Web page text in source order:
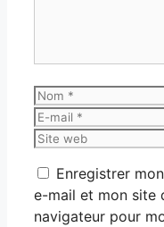
Nom
E-
mail
Site
Enregistrer
e-mail et mon site
navigateur pour